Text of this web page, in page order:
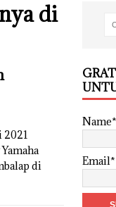
di
2021
di
Name*
Email*